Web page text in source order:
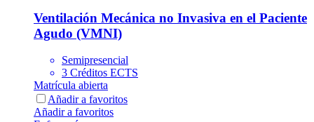
Ventilación Mecánica no Invasiva en el Paciente
Agudo (VMNI)
Semipresencial
3 Créditos ECTS
Matrícula abierta
Añadir a favoritos
Añadir a favoritos